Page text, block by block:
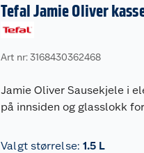
Tefal Jamie Oliver
Art nr: 3168430362468
Jamie Oliver Sausekjele i
på innsiden og glasslokk
Valgt størrelse: 1.5 L